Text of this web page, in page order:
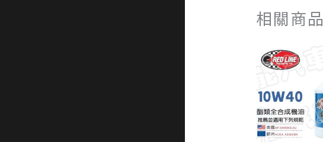
相關商品